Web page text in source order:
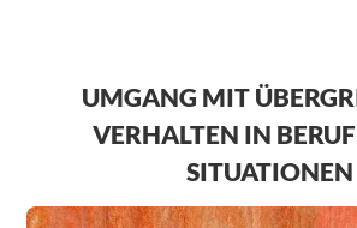
UMGANG MIT
VERHALTEN IN
SITUATIONEN